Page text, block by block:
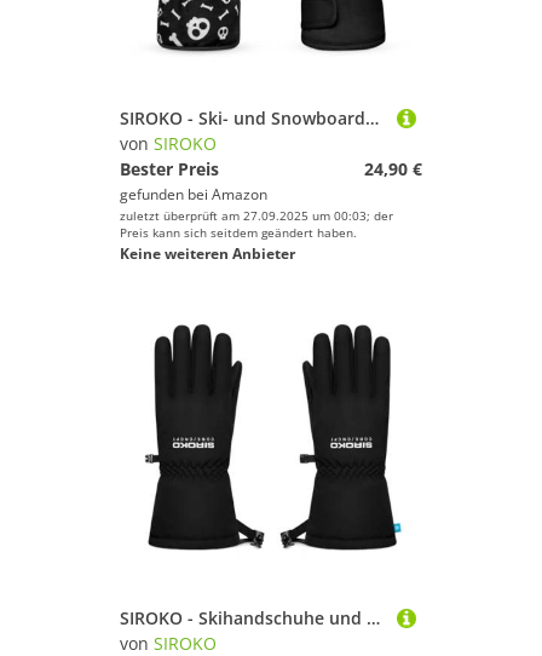
SIROKO - Ski- und Snowboardhandschuhe für Kinder Skull - 11-12 (152 cm) - Schwarz/Weiß
von SIROKO
Bester Preis
24,90 €
gefunden bei Amazon
zuletzt überprüft am 27.09.2025 um 00:03; der
Preis kann sich seitdem geändert haben.
Keine weiteren Anbieter
SIROKO - Skihandschuhe und Snowboardhandschuhe - Base Core Rigi Kit - XXL - Schwarz
von SIROKO